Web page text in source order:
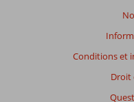
pertinenceConditions et
Droit